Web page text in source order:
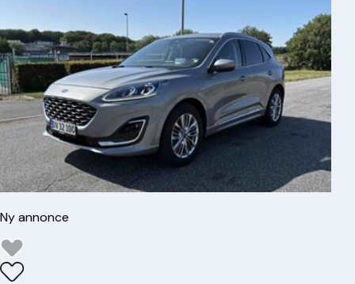
Ny annonce